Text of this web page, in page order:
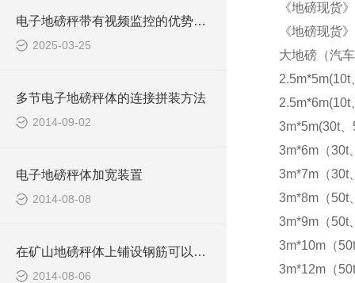
电子地磅秤带有视频监控的优势和重要性
2025-03-25
多节电子地磅秤体的连接拼装方法
2014-09-02
电子地磅秤体加宽装置
2014-08-08
在矿山地磅秤体上铺设钢筋可以防滑
2014-08-06
《地磅现货
《地磅现货
大地磅（汽
2.5m*5m(10t
2.5m*6m(10t
3m*5m(30t、
3m*6m（30t
3m*7m（30t
3m*8m（50t
3m*9m（50t
3m*10m（
3m*12m（